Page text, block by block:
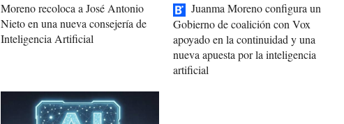
Moreno recoloca a José Antonio
Nieto en una nueva consejería de
Inteligencia Artificial
Juanma Moreno configura un
Gobierno de coalición con Vox
apoyado en la continuidad y una
nueva apuesta por la inteligencia
artificial